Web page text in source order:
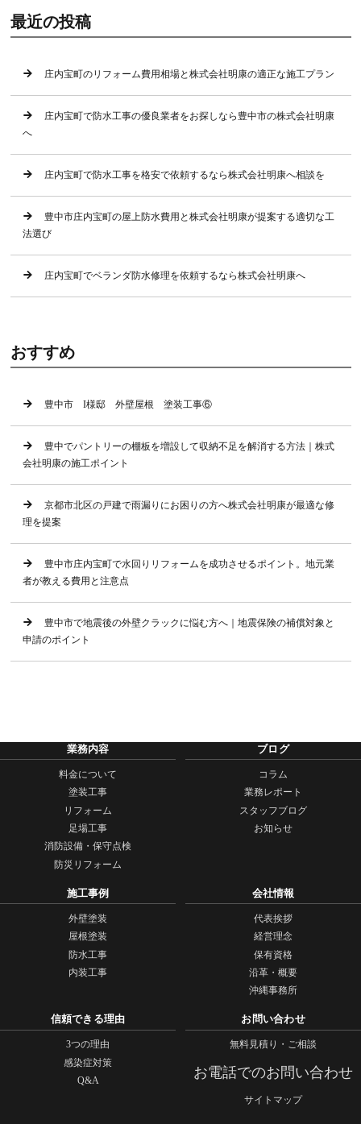
最近の投稿
庄内宝町のリフォーム費用相場と株式会社明康の適正な施工プラン
庄内宝町で防水工事の優良業者をお探しなら豊中市の株式会社明康
へ
庄内宝町で防水工事を格安で依頼するなら株式会社明康へ相談を
豊中市庄内宝町の屋上防水費用と株式会社明康が提案する適切な工
法選び
庄内宝町でベランダ防水修理を依頼するなら株式会社明康へ
おすすめ
豊中市 I様邸 外壁屋根 塗装工事⑥
豊中でパントリーの棚板を増設して収納不足を解消する方法｜株式
会社明康の施工ポイント
京都市北区の戸建で雨漏りにお困りの方へ株式会社明康が最適な修
理を提案
豊中市庄内宝町で水回りリフォームを成功させるポイント。地元業
者が教える費用と注意点
豊中市で地震後の外壁クラックに悩む方へ｜地震保険の補償対象と
申請のポイント
業務内容
料金について
塗装工事
リフォーム
足場工事
消防設備・保守点検
防災リフォーム
ブログ
コラム
業務レポート
スタッフブログ
お知らせ
施工事例
外壁塗装
屋根塗装
防水工事
内装工事
会社情報
代表挨拶
経営理念
保有資格
沿革・概要
沖縄事務所
信頼できる理由
3つの理由
感染症対策
Q&A
お問い合わせ
無料見積り・ご相談
お電話でのお問い合わせ
サイトマップ